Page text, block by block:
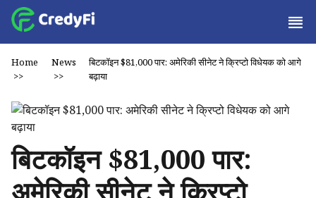
Home
>>
News
>>
बिटकॉइन $81,000 पार: अमेरिकी सीनेट ने क्रिप्टो विधेयक को आगे
बढ़ाया
बिटकॉइन $81,000 पार: